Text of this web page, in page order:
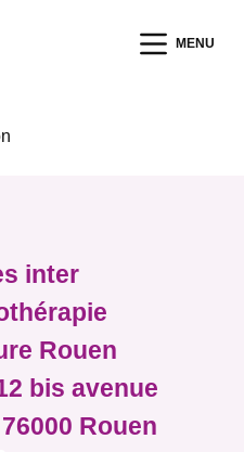
MENU
inter
Rouen
bis avenue
Rouen